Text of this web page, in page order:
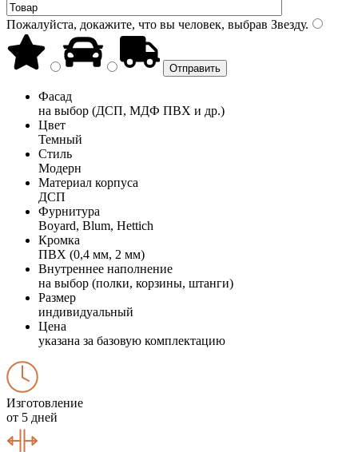
Пожалуйста, докажите, что вы человек, выбрав Звезду.
Фасад
на выбор (ДСП, МДФ ПВХ и др.)
Цвет
Темный
Стиль
Модерн
Материал корпуса
ДСП
Фурнитура
Boyard, Blum, Hettich
Кромка
ПВХ (0,4 мм, 2 мм)
Внутреннее наполнение
на выбор (полки, корзины, штанги)
Размер
индивидуальный
Цена
указана за базовую комплектацию
Изготовление
от 5 дней